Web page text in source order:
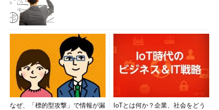
なぜ、「標的型攻撃」で情報が漏
IoTとは何か？企業、社会をどう